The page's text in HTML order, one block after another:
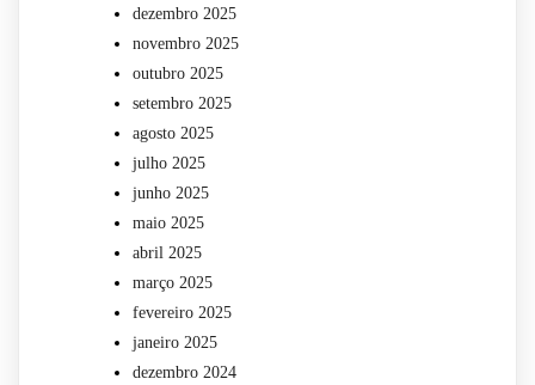
dezembro 2025
novembro 2025
outubro 2025
setembro 2025
agosto 2025
julho 2025
junho 2025
maio 2025
abril 2025
março 2025
fevereiro 2025
janeiro 2025
dezembro 2024